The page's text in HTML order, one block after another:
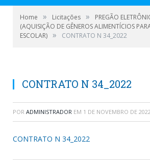
Home » Licitações »
PREGÃO
(AQUISIÇÃO DE GÊNEROS ALIMENTÍCIOS
ESCOLAR) » CONTRATO N 34_2022
CONTRATO N 34_2022
POR ADMINISTRADOR EM 1 DE NOVEMBRO DE 2022
CONTRATO N 34_2022